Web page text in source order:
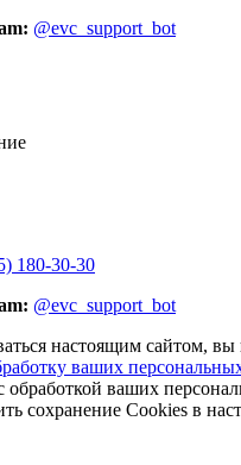
@evc_support_bot
180-30-30
@evc_support_bot
настоящим сайтом, вы
ваших
обработкой ваших
сохранение Cookies в